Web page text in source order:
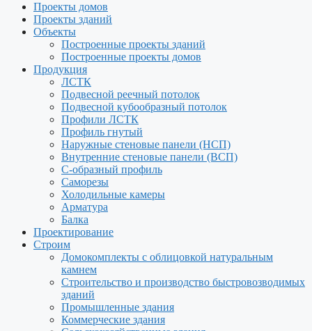
Проекты домов
Проекты зданий
Объекты
Построенные проекты зданий
Построенные проекты домов
Продукция
ЛСТК
Подвесной реечный потолок
Подвесной кубообразный потолок
Профили ЛСТК
Профиль гнутый
Наружные стеновые панели (НСП)
Внутренние стеновые панели (ВСП)
С-образный профиль
Саморезы
Холодильные камеры
Арматура
Балка
Проектирование
Строим
Домокомплекты с облицовкой натуральным
камнем
Строительство и производство быстровозводимых
зданий
Промышленные здания
Коммерческие здания